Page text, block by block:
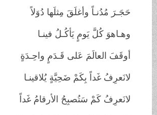
حَجَـرَ مُدُنـاً وأغلَقَ مِثلَها دُوَلاً
وهـاهوَ كُلَّ يَومٍ يَأكُـلُ فينـا
أوقَفَ العالَمَ عَلى قَـدَمٍ واحِـدَةٍ
لانَعرِفُ غَداً بِكَمْ ضَحِيَّةٍ يُلاقينـا
لانَعرِفُ كَمْ سَتُصبِحُ الأرقامُ غَداً